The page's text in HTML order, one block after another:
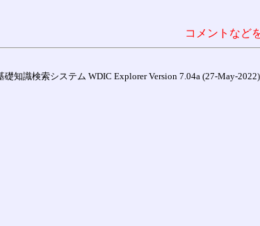
コメントなど
礎知識検索システム WDIC Explorer Version 7.04a (27-May-2022)